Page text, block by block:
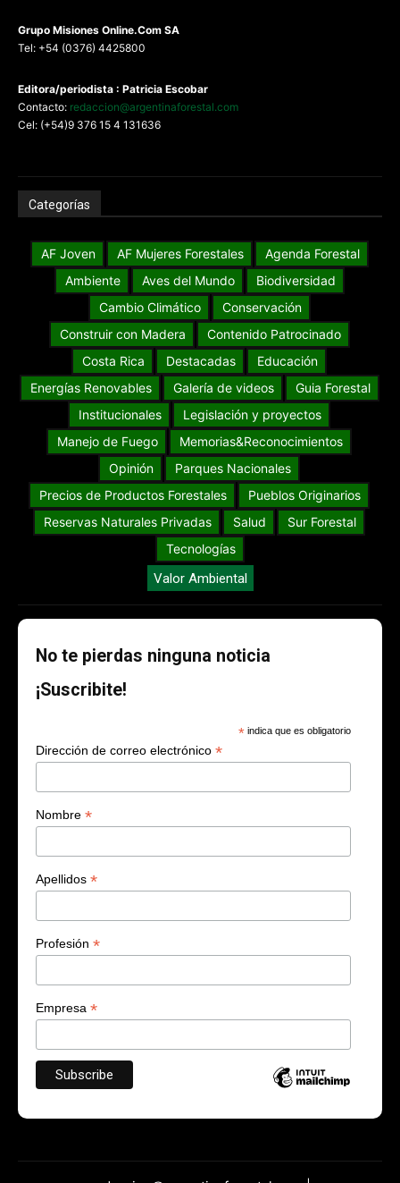
Grupo Misiones Online.Com SA
Tel: +54 (0376) 4425800
Editora/periodista : Patricia Escobar
Contacto: redaccion@argentinaforestal.com
Cel: (+54)9 376 15 4 131636
Categorías
AF Joven AF Mujeres Forestales
Agenda Forestal
Ambiente
Aves del Mundo
Biodiversidad
Cambio Climático
Conservación
Construir con Madera
Contenido Patrocinado
Costa Rica
Destacadas
Educación
Energías Renovables
Galería de videos
Guia Forestal
Institucionales
Legislación y proyectos
Manejo de Fuego
Memorias&Reconocimientos
Opinión
Parques Nacionales
Precios de Productos Forestales
Pueblos Originarios
Reservas Naturales Privadas
Salud
Sur Forestal
Tecnologías
Valor Ambiental
No te pierdas ninguna noticia
¡Suscribite!
* indica que es obligatorio
Dirección de correo electrónico *
Nombre *
Apellidos *
Profesión *
Empresa *